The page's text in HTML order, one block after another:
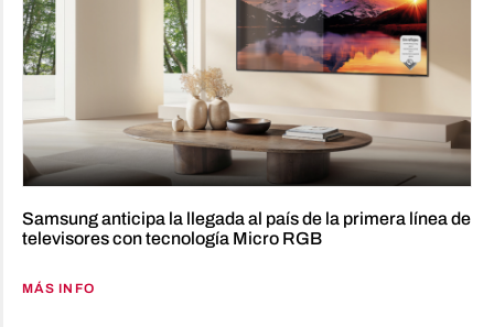
Samsung anticipa la llegada al país de la primera línea de
televisores con tecnología Micro RGB
MÁS INFO